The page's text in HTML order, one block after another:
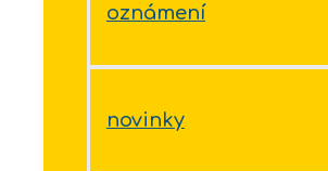
oznámení
novinky